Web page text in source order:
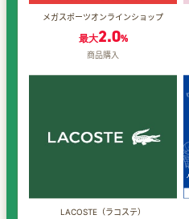
メガスポーツオンラインショップ
最大2.0%
商品購入
LACOSTE（ラコステ）